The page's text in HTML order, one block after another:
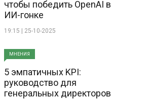
чтобы победить OpenAI в
ИИ-гонке
19:15 | 25-10-2025
МНЕНИЯ
5 эмпатичных KPI:
руководство для
генеральных директоров